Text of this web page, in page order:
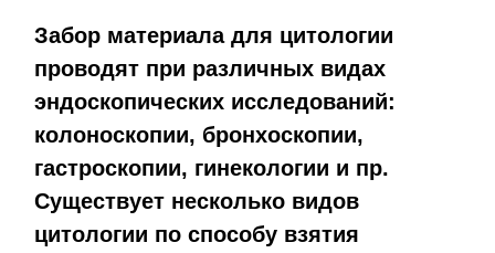
Забор материала для цитологии
проводят при различных видах
эндоскопических исследований:
колоноскопии, бронхоскопии,
гастроскопии, гинекологии и пр.
Существует несколько видов
цитологии по способу взятия